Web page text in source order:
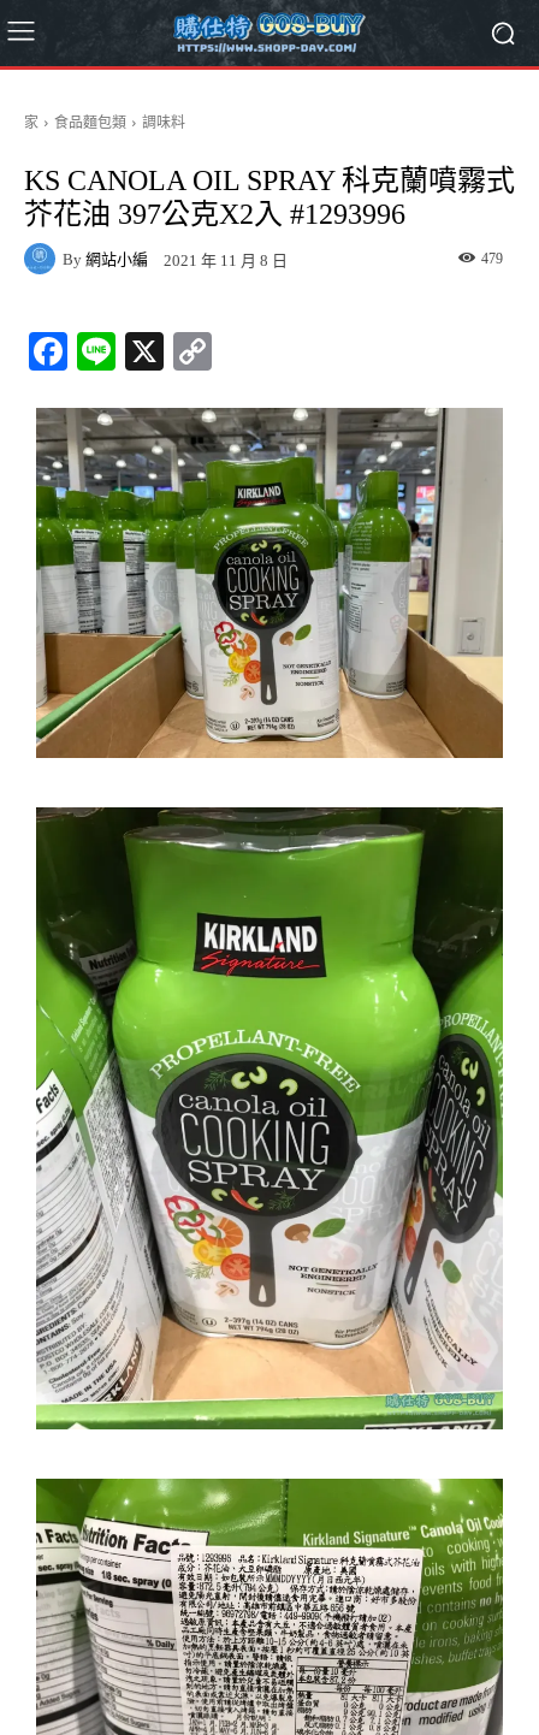
家 食品麵包類 調味料
KS CANOLA OIL SPRAY 科克蘭噴霧式
芥花油 397公克X2入 #1293996
By 網站小編 2021 年 11 月 8 日 479
Fa
bo
ok
Li
X
y
Li
nk